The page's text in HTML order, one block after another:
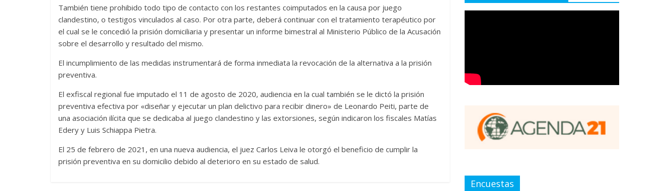
También tiene prohibido todo tipo de contacto con los restantes coimputados en la causa por juego
clandestino, o testigos vinculados al caso. Por otra parte, deberá continuar con el tratamiento terapéutico por
el cual se le concedió la prisión domiciliaria y presentar un informe bimestral al Ministerio Público de la Acusación
sobre el desarrollo y resultado del mismo.
El incumplimiento de las medidas instrumentará de forma inmediata la revocación de la alternativa a la prisión
preventiva.
El exfiscal regional fue imputado el 11 de agosto de 2020, audiencia en la cual también se le dictó la prisión
preventiva efectiva por «diseñar y ejecutar un plan delictivo para recibir dinero» de Leonardo Peiti, parte de
una asociación ilícita que se dedicaba al juego clandestino y las extorsiones, según indicaron los fiscales Matías
Edery y Luis Schiappa Pietra.
El 25 de febrero de 2021, en una nueva audiencia, el juez Carlos Leiva le otorgó el beneficio de cumplir la
prisión preventiva en su domicilio debido al deterioro en su estado de salud.
Encuestas